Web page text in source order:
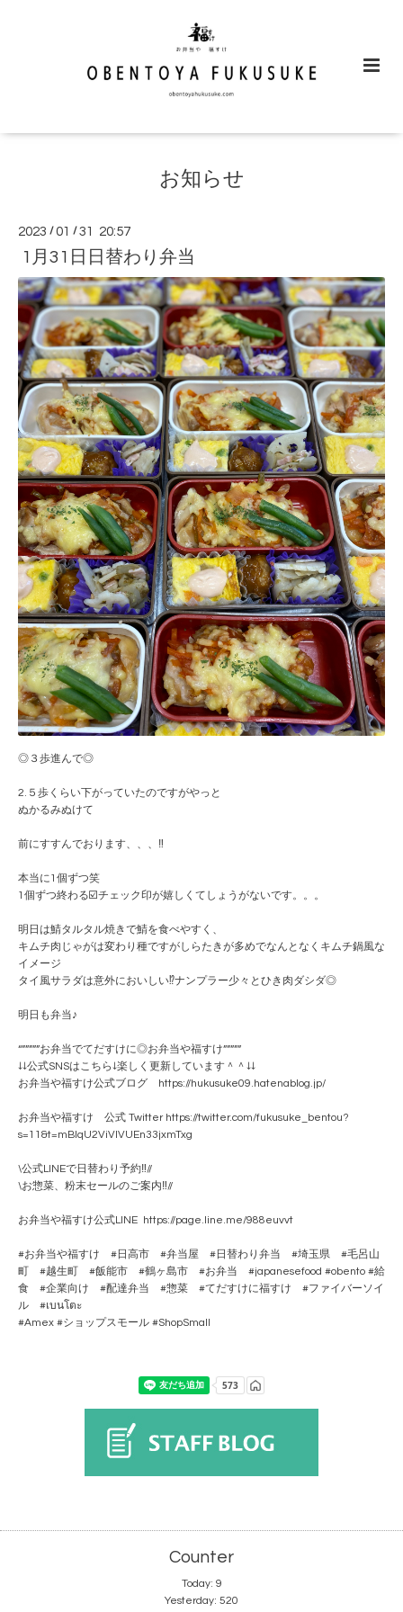
お知らせ
2023 /01 /31 20:57
1月31日日替わり弁当
◎３歩進んで◎
2.５歩くらい下がっていたのですがやっと
ぬかるみぬけて
前にすすんでおります、、、‼️
本当に1個ずつ笑
1個ずつ終わる☑️チェック印が嬉しくてしょうがないです。。。
明日は鯖タルタル焼きで鯖を食べやすく、
キムチ肉じゃがは変わり種ですがしらたきが多めでなんとなくキムチ鍋風な
イメージ
タイ風サラダは意外においしい⁉️ナンプラー少々とひき肉ダシダ◎
明日も弁当♪
“”””””お弁当でてだすけに◎お弁当や福すけ”””””
↓↓公式SNSはこちら↓楽しく更新しています＾＾↓↓
お弁当や福すけ公式ブログ https://hukusuke09.hatenablog.jp/
お弁当や福すけ 公式 Twitter https://twitter.com/fukusuke_bentou?
s=11&t=mBlqU2ViVlVUEn33jxmTxg
\公式LINEで日替わり予約‼️//
\お惣菜、粉末セールのご案内‼️//
お弁当や福すけ公式LINE https://page.line.me/988euvvt
#お弁当や福すけ #日高市 #弁当屋 #日替わり弁当 #埼玉県 #毛呂山
町 #越生町 #飯能市 #鶴ヶ島市 #お弁当 #japanesefood #obento #給
食 #企業向け #配達弁当 #惣菜 #てだすけに福すけ #ファイバーソイ
ル #เบนโตะ
#Amex #ショップスモール #ShopSmall
Counter
Today: 9
Yesterday: 520